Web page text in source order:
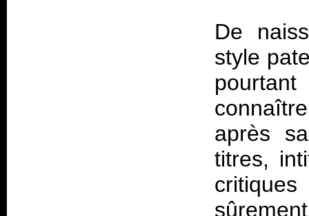
De
style
après
titres,